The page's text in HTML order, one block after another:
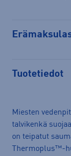
Tuotetiedot
Miesten
talvikenkä
on teipatut
Thermoplus™-